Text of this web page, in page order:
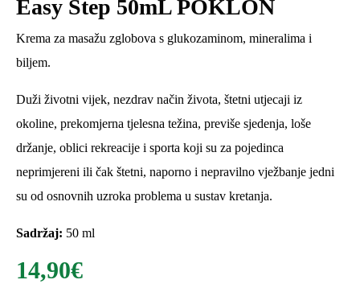
Easy Step 50mL POKLON
Krema za masažu zglobova s ​​glukozaminom, mineralima i
biljem.
Duži životni vijek, nezdrav način života, štetni utjecaji iz
okoline, prekomjerna tjelesna težina, previše sjedenja, loše
držanje, oblici rekreacije i sporta koji su za pojedinca
neprimjereni ili čak štetni, naporno i nepravilno vježbanje jedni
su od osnovnih uzroka problema u sustav kretanja.
Sadržaj: 50 ml
14,90€